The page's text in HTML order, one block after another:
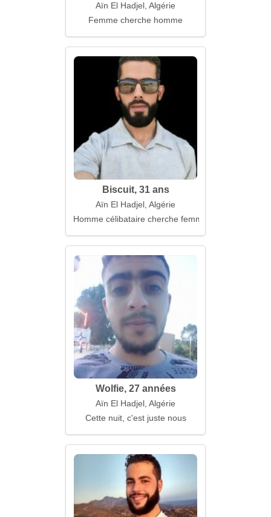
Aïn El Hadjel, Algérie
Femme cherche homme
Biscuit, 31 ans
Aïn El Hadjel, Algérie
Homme célibataire cherche femme
Wolfie, 27 années
Aïn El Hadjel, Algérie
Cette nuit, c'est juste nous